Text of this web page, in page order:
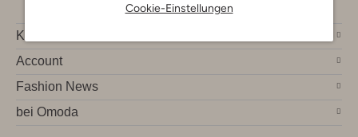
Cookie-Einstellungen
Kundenservice
Account
Fashion News
bei Omoda